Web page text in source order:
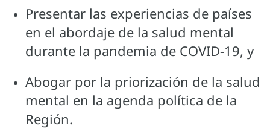
Presentar las experiencias de países
en el abordaje de la salud mental
durante la pandemia de COVID-19, y
Abogar por la priorización de la salud
mental en la agenda política de la
Región.